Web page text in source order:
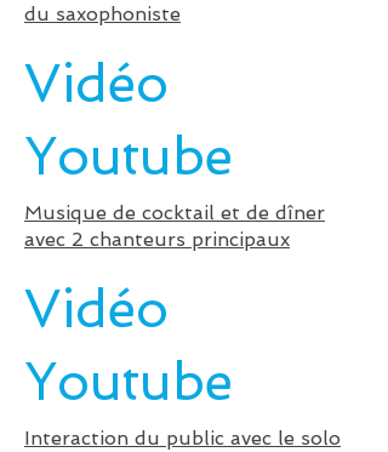
du saxophoniste
Vidéo
Youtube
Musique de cocktail et de dîner
avec 2 chanteurs principaux
Vidéo
Youtube
Interaction du public avec le solo